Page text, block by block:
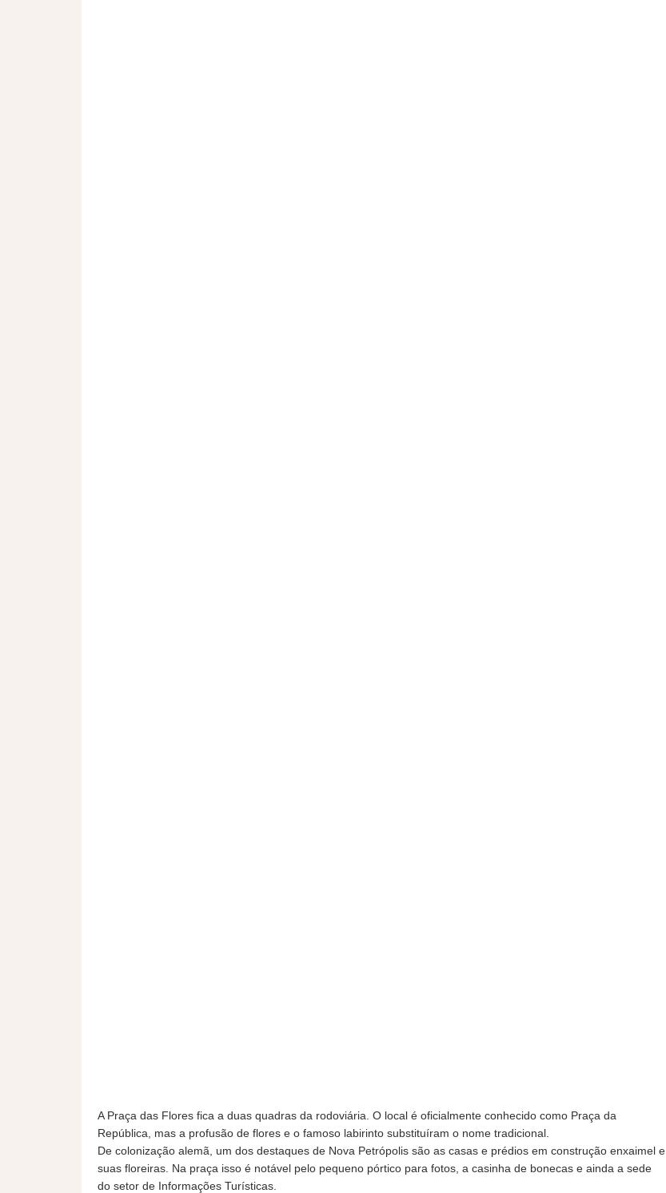
A Praça das Flores fica a duas quadras da rodoviária. O local é oficialmente conhecido como Praça da
República, mas a profusão de flores e o famoso labirinto substituíram o nome tradicional.
De colonização alemã, um dos destaques de Nova Petrópolis são as casas e prédios em construção enxaimel e
suas floreiras. Na praça isso é notável pelo pequeno pórtico para fotos, a casinha de bonecas e ainda a sede
do setor de Informações Turísticas.